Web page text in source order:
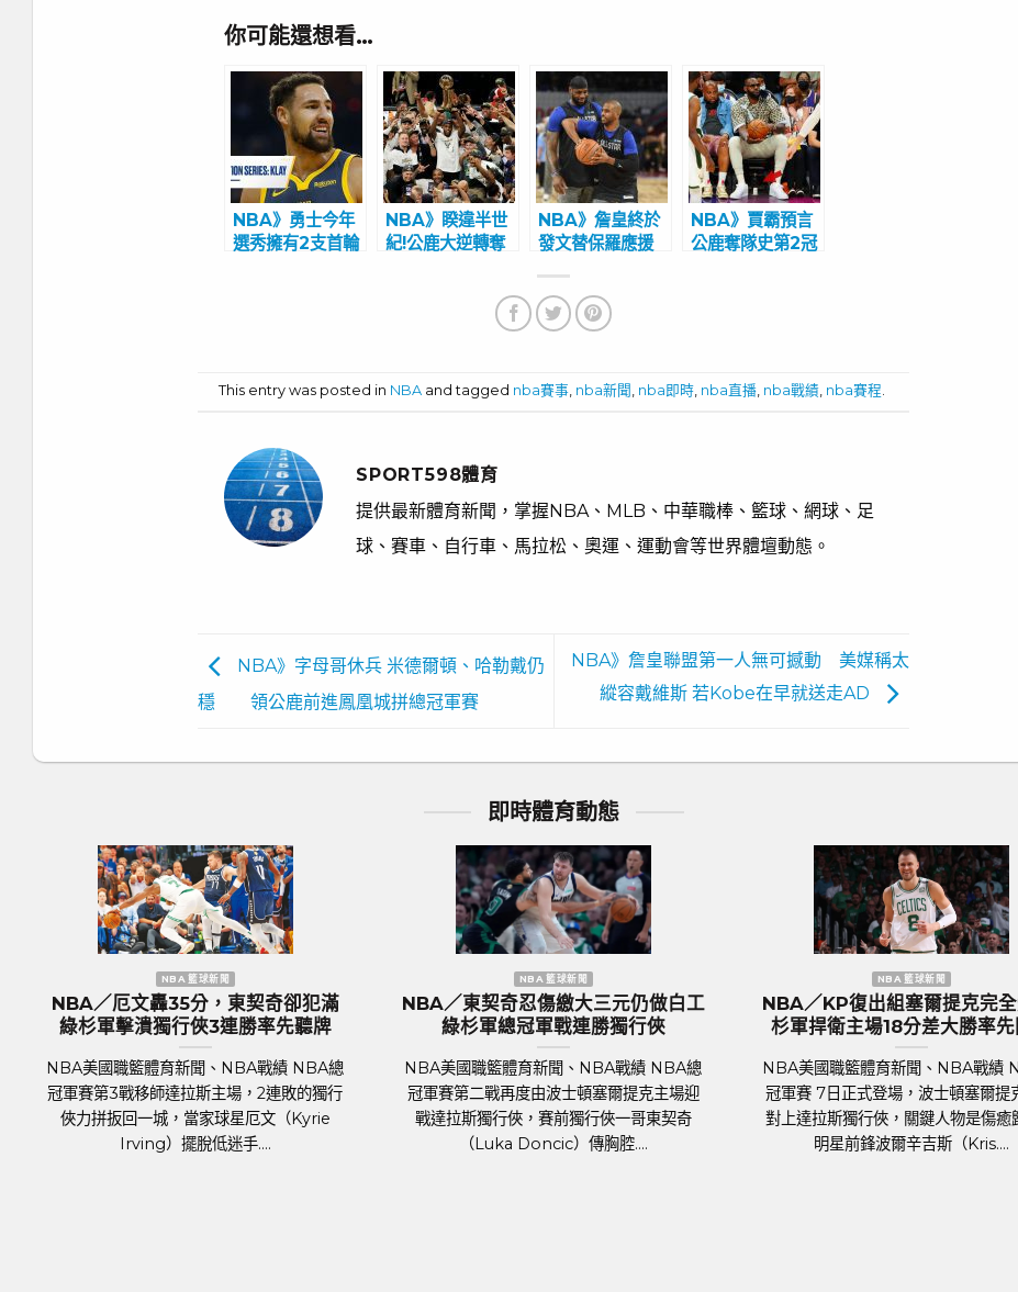
你可能還想看…
NBA》勇士今年
選秀擁有2支首輪
NBA》睽違半世
紀!公鹿大逆轉奪
NBA》詹皇終於
發文替保羅應援
酒大餐
NBA》賈霸預言
公鹿奪隊史第2冠
This entry was posted in NBA and tagged nba賽事, nba新聞 , nba即時, nba直播, nba戰績, nba賽程.
SPORT598體育
提供最新體育新聞，掌握NBA、MLB、中華職棒、籃球、網球、足
球、賽車、自行車、馬拉松、奧運、運動會等世界體壇動態。
NBA》字母哥休兵 米德爾頓、哈勒戴仍
穩 領公鹿前進鳳凰城拼總冠軍賽
NBA》詹皇聯盟第一人無可撼動 美媒稱太
縱容戴維斯 若Kobe在早就送走AD
即時體育動態
NBA 籃球新聞
NBA／KP復出組塞爾提克完全體 綠
杉軍捍衛主場18分差大勝率先開胡
NBA美國職籃體育新聞、NBA戰績 NBA總
冠軍賽 7日正式登場，波士頓塞爾提克主場
對上達拉斯獨行俠，關鍵人物是傷癒歸隊的
明星前鋒波爾辛吉斯（Kris....
歐洲國家盃 足球新聞
歐國盃／奪冠大熱門『三獅軍團』英
格蘭隊抵達德國受到上千球迷熱列歡
迎
足球聯賽體育新聞、足球戰績 萬眾矚目的
2024年歐洲國家盃（UEFA Euro 2024）
將於6月14日於德國正式開踢。各國好手摩拳
歐洲國家盃 足球新聞
歐國盃／葡萄牙傳奇巨星C.
後一舞？第六度參賽再創紀
足球聯賽體育新聞、足球戰績
國家盃即將於6月14日晚上在德國
歲的葡萄牙球星C.羅納度（
Ronaldo）將再....